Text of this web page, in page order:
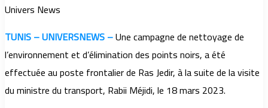
TUNIS – UNIVERSNEWS –Une campagne de nettoyage de
l’environnement et d’élimination des points noirs, a été
effectuée au poste frontalier de Ras Jedir, à la suite de la visite
du ministre du transport, Rabii Méjidi, le 18 mars 2023.